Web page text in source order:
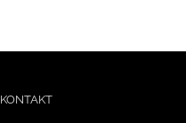
KONTAKT